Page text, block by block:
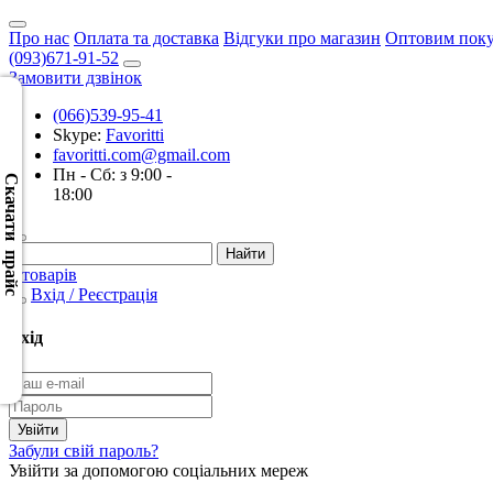
Про нас Оплата та доставка Відгуки про магазин Оптовим
(093)671-91-52
Замовити дзвінок
(066)539-95-41
Skype: Favoritti
favoritti.com@gmail.com
Пн - Сб: з 9:00 -
18:00
0 товарів
Вхід / Реєстрація
Вхід
Забули свій пароль?
Увійти за допомогою соціальних мереж
Скачати прайс
Скачать
XML
(Розн.)
Скачать
XML
(Опт)
Скачать
(Розн.)
Скачать
CSV
(Опт)